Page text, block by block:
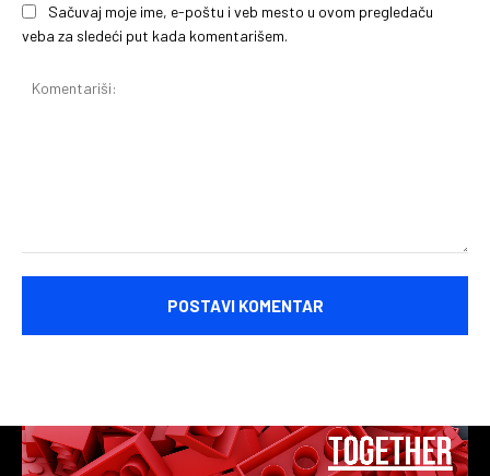
Sačuvaj moje ime, e-poštu i veb mesto u ovom pregledaču
veba za sledeći put kada komentarišem.